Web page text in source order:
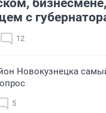
бизнесмене,
с
12
Новокузнецка
5